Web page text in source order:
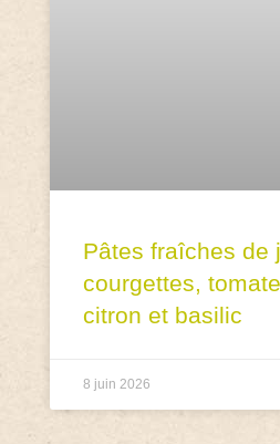
Pâtes fraîches de
courgettes,
citron et basilic
8 juin 2026